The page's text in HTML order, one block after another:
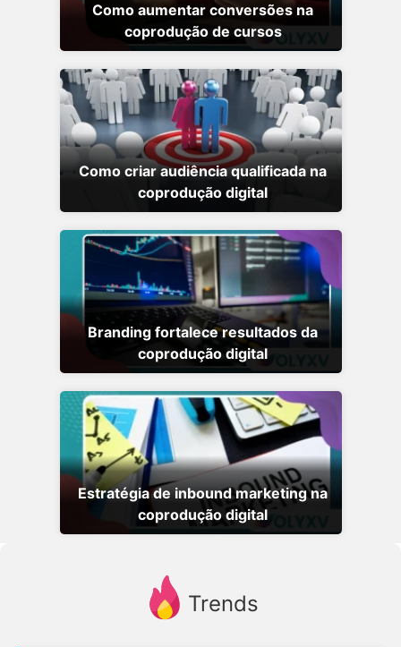
Como aumentar conversões na
coprodução de cursos
Como criar audiência qualificada na
coprodução digital
Branding fortalece resultados da
coprodução digital
Estratégia de inbound marketing na
coprodução digital
Trends